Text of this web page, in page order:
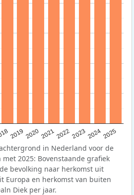
2019 202020212022202320242025
in Nederland voor de
2025: Bovenstaande grafiek
bevolking naar herkomst uit
Europa en herkomst van buiten
Diek per jaar.